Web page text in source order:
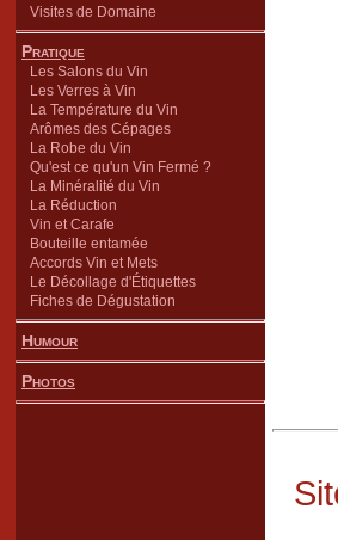
Visites de Domaine
Pratique
Les Salons du Vin
Les Verres à Vin
La Température du Vin
Arômes des Cépages
La Robe du Vin
Qu'est ce qu'un Vin Fermé ?
La Minéralité du Vin
La Réduction
Vin et Carafe
Bouteille entamée
Accords Vin et Mets
Le Décollage d'Étiquettes
Fiches de Dégustation
Humour
Photos